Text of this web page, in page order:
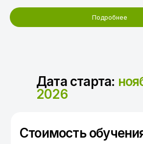
Подробнее
Дата старта:
2026
Стоимость